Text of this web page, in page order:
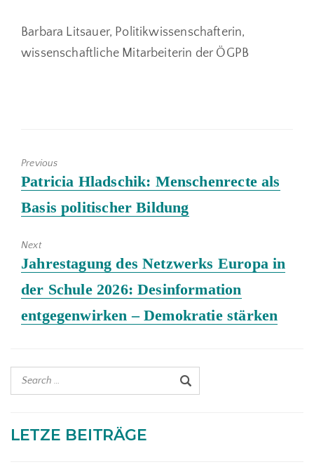
Barbara Litsauer, Politikwissenschafterin,
wissenschaftliche Mitarbeiterin der ÖGPB
Previous
Previous
post:
Patricia Hladschik: Menschenrecte als
Basis politischer Bildung
Next
Next
post:
Jahrestagung des Netzwerks Europa in
der Schule 2026: Desinformation
entgegenwirken – Demokratie stärken
LETZE BEITRÄGE